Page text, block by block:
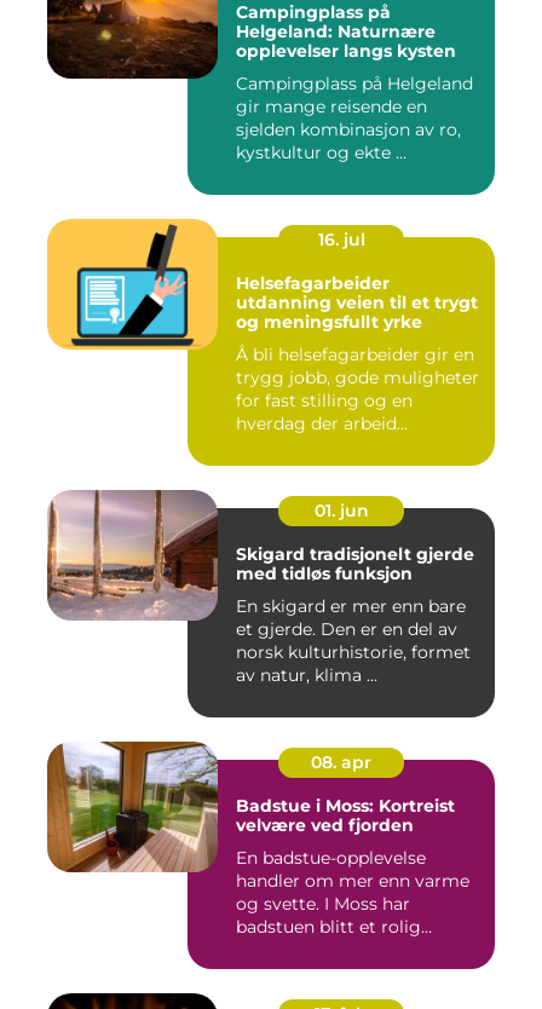
Campingplass på
Helgeland: Naturnære
opplevelser langs kysten
Campingplass på Helgeland
gir mange reisende en
sjelden kombinasjon av ro,
kystkultur og ekte ...
16. jul
Helsefagarbeider
utdanning veien til et trygt
og meningsfullt yrke
Å bli helsefagarbeider gir en
trygg jobb, gode muligheter
for fast stilling og en
hverdag der arbeid...
01. jun
Skigard tradisjonelt gjerde
med tidløs funksjon
En skigard er mer enn bare
et gjerde. Den er en del av
norsk kulturhistorie, formet
av natur, klima ...
08. apr
Badstue i Moss: Kortreist
velvære ved fjorden
En badstue-opplevelse
handler om mer enn varme
og svette. I Moss har
badstuen blitt et rolig